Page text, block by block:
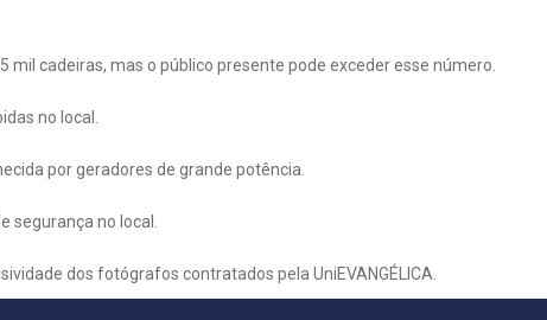
cadeiras, mas o público presente pode exceder esse número.
no local.
por geradores de grande potência.
segurança no local.
dos fotógrafos contratados pela UniEVANGÉLICA.